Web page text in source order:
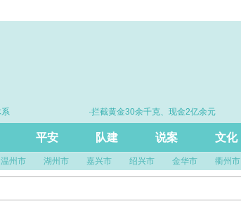
·拦截黄金30余千克、现金2亿余元
平安 队建 说案 文化
温州市 湖州市 嘉兴市 绍兴市 金华市 衢州市